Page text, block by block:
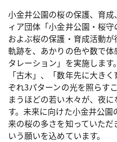
小金井公園の桜の保護、育
ィア団体「小金井公園・桜
およぶ桜の保護・育成活動
軌跡を、あかりの色や数で
タレーション」を実施します。
「古木」、「数年先に大き
ぞれ3パターンの光を照らす
まうほどの若い木々が、夜
す。未来に向けた小金井公
来の桜の多さを知っていた
いう願いを込めています。